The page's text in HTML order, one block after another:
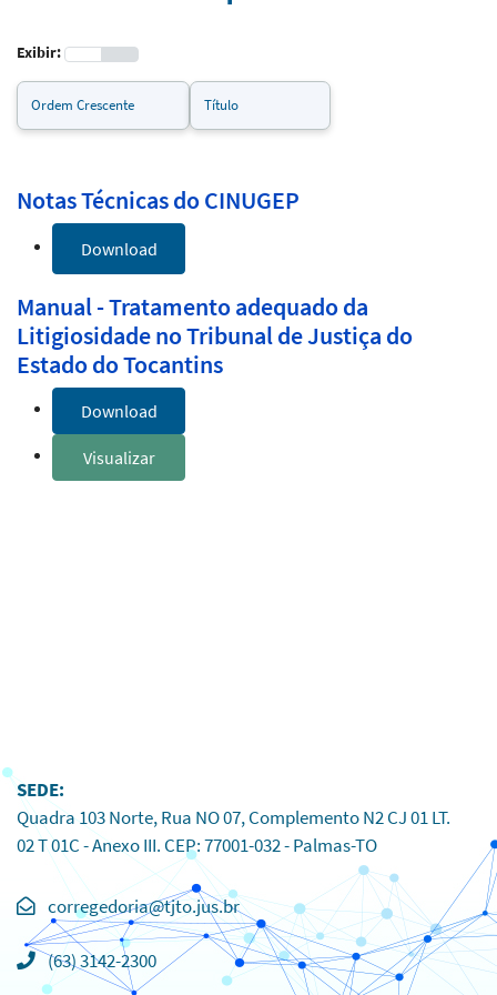
Exibir:
Notas Técnicas do CINUGEP
Download
Manual - Tratamento adequado da
Litigiosidade no Tribunal de Justiça do
Estado do Tocantins
Download
Visualizar
SEDE:
Quadra 103 Norte, Rua NO 07, Complemento N2 CJ 01 LT.
02 T 01C - Anexo III. CEP: 77001-032 - Palmas-TO
Clique
para
copiar
o
(63) 3142-2300